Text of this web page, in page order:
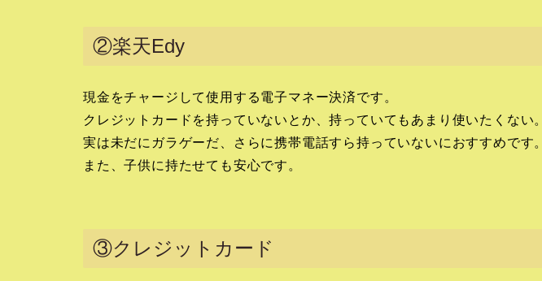
②楽天Edy
現金をチャージして使用する電子マネー決済です。
クレジットカードを持っていないとか、持っていてもあまり使いたくない。
実は未だにガラゲーだ、さらに携帯電話すら持っていないにおすすめです。
また、子供に持たせても安心です。
③クレジットカード